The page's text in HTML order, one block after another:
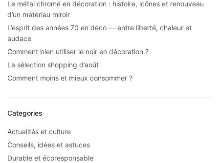
Le métal chromé en décoration : histoire, icônes et renouveau
d’un matériau miroir
L’esprit des années 70 en déco — entre liberté, chaleur et
audace
Comment bien utiliser le noir en décoration ?
La sélection shopping d’août
Comment moins et mieux consommer ?
Categories
Actualités et culture
Conseils, idées et astuces
Durable et écoresponsable